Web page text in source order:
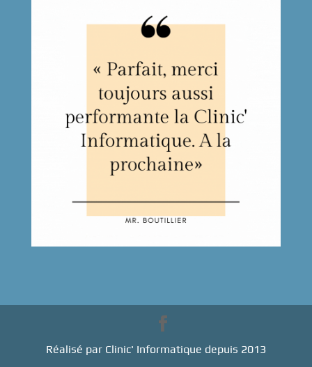
Réalisé par Clinic' Informatique depuis 2013